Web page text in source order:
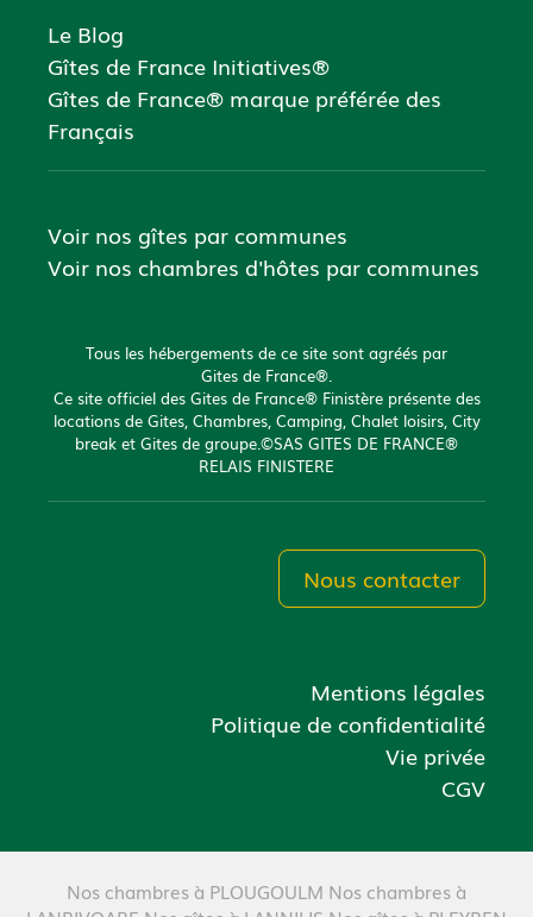
Le Blog
Gîtes de France Initiatives®
Gîtes de France® marque préférée des
Français
Voir nos gîtes par communes
Voir nos chambres d'hôtes par communes
Tous les hébergements de ce site sont agréés par
Gites de France®.
Ce site officiel des Gites de France® Finistère présente des
locations de Gites, Chambres, Camping, Chalet loisirs, City
break et Gites de groupe.©SAS GITES DE FRANCE®
RELAIS FINISTERE
Nous contacter
Mentions légales
Politique de confidentialité
Vie privée
CGV
Nos chambres à PLOUGOULM Nos chambres à